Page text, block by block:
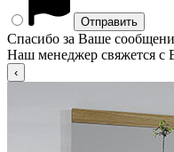
Спасибо за Ваше
Наш менеджер свяжется с